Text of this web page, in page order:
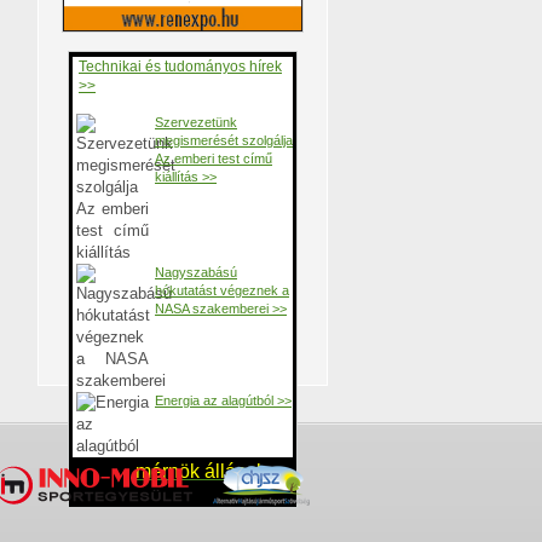
Technikai és tudományos hírek
>>
Szervezetünk
megismerését szolgálja
Az emberi test című
kiállítás >>
Nagyszabású
hókutatást végeznek a
NASA szakemberei >>
Energia az alagútból >>
mérnök állások >>